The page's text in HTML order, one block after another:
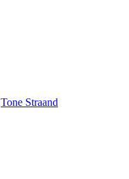
Tone Straand